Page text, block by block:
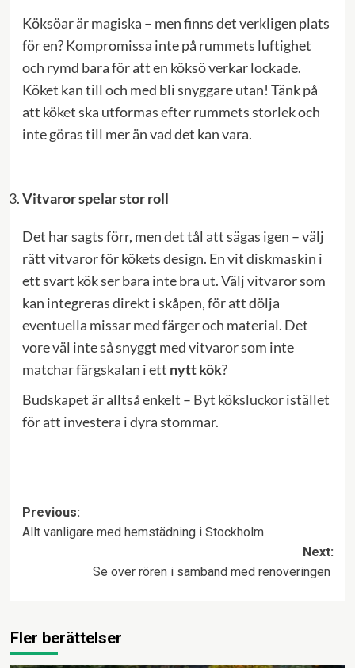
Köksöar är magiska – men finns det verkligen plats
för en? Kompromissa inte på rummets luftighet
och rymd bara för att en köksö verkar lockade.
Köket kan till och med bli snyggare utan! Tänk på
att köket ska utformas efter rummets storlek och
inte göras till mer än vad det kan vara.
Vitvaror spelar stor roll
Det har sagts förr, men det tål att sägas igen – välj
rätt vitvaror för kökets design. En vit diskmaskin i
ett svart kök ser bara inte bra ut. Välj vitvaror som
kan integreras direkt i skåpen, för att dölja
eventuella missar med färger och material. Det
vore väl inte så snyggt med vitvaror som inte
matchar färgskalan i ett nytt kök?
Budskapet är alltså enkelt – Byt köksluckoristället
för att investera i dyra stommar.
Post
navigation
Previous:
Allt vanligare med hemstädning i Stockholm
Next:
Se över rören i samband med renoveringen
Fler berättelser